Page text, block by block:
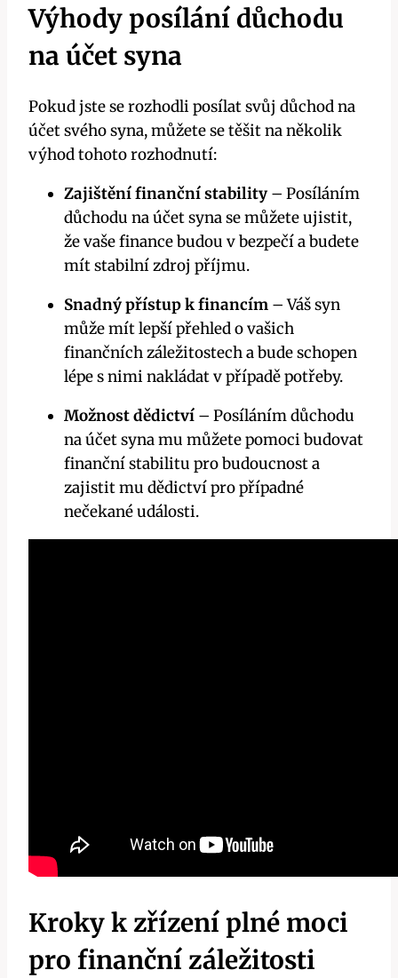
Výhody posílání důchodu
na účet syna
Pokud jste se rozhodli posílat svůj důchod na
účet svého syna, můžete se těšit na několik
výhod tohoto rozhodnutí:
Zajištění finanční stability – Posíláním
důchodu na účet syna se můžete ujistit,
že vaše finance budou v bezpečí a budete
mít stabilní zdroj příjmu.
Snadný přístup k financím – Váš syn
může mít lepší přehled o vašich
finančních záležitostech a bude schopen
lépe s nimi nakládat v případě potřeby.
Možnost dědictví – Posíláním důchodu
na účet syna mu můžete pomoci budovat
finanční stabilitu pro budoucnost a
zajistit mu dědictví pro případné
nečekané události.
Kroky k zřízení plné moci
pro finanční záležitosti